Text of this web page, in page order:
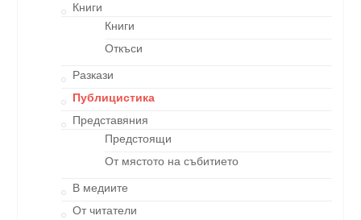
Книги
Книги
Откъси
Разкази
Публицистика
Представяния
Предстоящи
От мястото на събитието
В медиите
От читатели